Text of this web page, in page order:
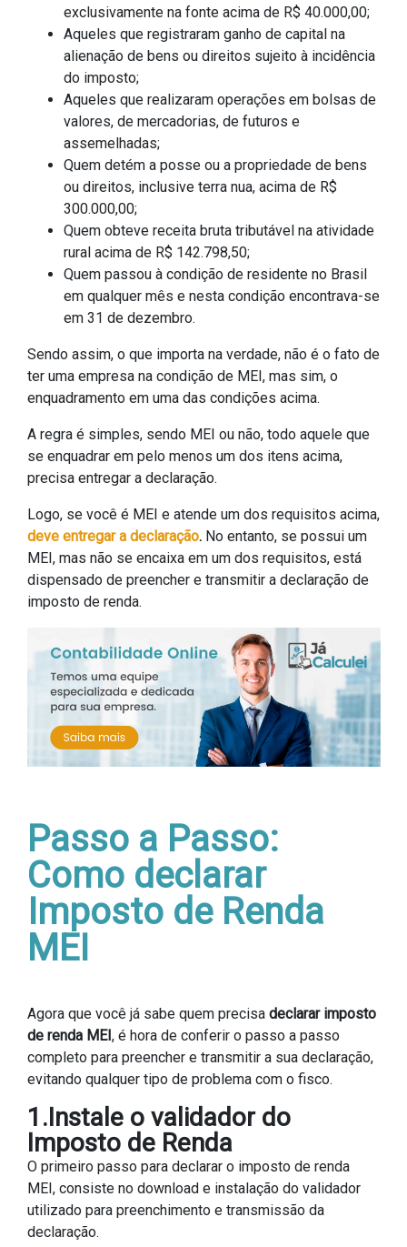
exclusivamente na fonte acima de R$ 40.000,00;
Aqueles que registraram ganho de capital na
alienação de bens ou direitos sujeito à incidência
do imposto;
Aqueles que realizaram operações em bolsas de
valores, de mercadorias, de futuros e
assemelhadas;
Quem detém a posse ou a propriedade de bens
ou direitos, inclusive terra nua, acima de R$
300.000,00;
Quem obteve receita bruta tributável na atividade
rural acima de R$ 142.798,50;
Quem passou à condição de residente no Brasil
em qualquer mês e nesta condição encontrava-se
em 31 de dezembro.
Sendo assim, o que importa na verdade, não é o fato de
ter uma empresa na condição de MEI, mas sim, o
enquadramento em uma das condições acima.
A regra é simples, sendo MEI ou não, todo aquele que
se enquadrar em pelo menos um dos itens acima,
precisa entregar a declaração.
Logo, se você é MEI e atende um dos requisitos acima,
deve entregar a declaração. No entanto, se possui um
MEI, mas não se encaixa em um dos requisitos, está
dispensado de preencher e transmitir a declaração de
imposto de renda.
Passo a Passo:
Como declarar
Imposto de Renda
MEI
Agora que você já sabe quem precisa declarar imposto
de renda MEI, é hora de conferir o passo a passo
completo para preencher e transmitir a sua declaração,
evitando qualquer tipo de problema com o fisco.
1.Instale o validador do
Imposto de Renda
O primeiro passo para declarar o imposto de renda
MEI, consiste no download e instalação do validador
utilizado para preenchimento e transmissão da
declaração.